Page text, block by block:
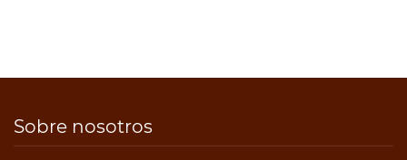
Sobre nosotros